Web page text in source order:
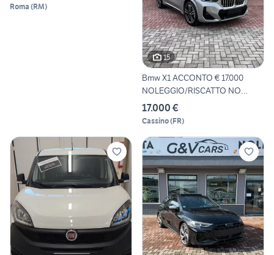
Roma (RM)
15
Bmw X1 ACCONTO € 17.000
NOLEGGIO/RISCATTO NO
SCORI
17.000 €
Cassino(FR)